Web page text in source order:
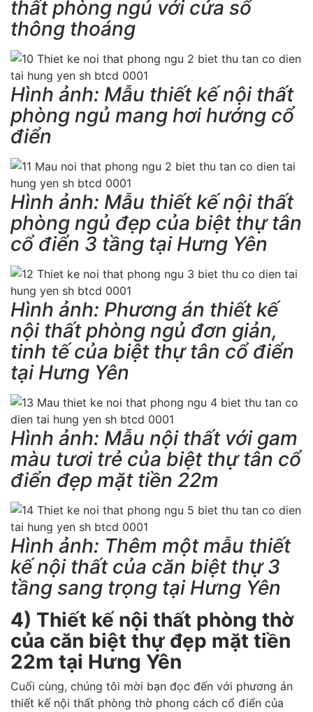
thất phòng ngủ với cửa sổ
thông thoáng
Hình ảnh: Mẫu thiết kế nội thất
phòng ngủ mang hơi hướng cổ
điển
Hình ảnh: Mẫu thiết kế nội thất
phòng ngủ đẹp của biệt thự tân
cổ điển 3 tầng tại Hưng Yên
Hình ảnh: Phương án thiết kế
nội thất phòng ngủ đơn giản,
tinh tế của biệt thự tân cổ điển
tại Hưng Yên
Hình ảnh: Mẫu nội thất với gam
màu tươi trẻ của biệt thự tân cổ
điển đẹp mặt tiền 22m
Hình ảnh: Thêm một mẫu thiết
kế nội thất của căn biệt thự 3
tầng sang trọng tại Hưng Yên
4) Thiết kế nội thất phòng thờ
của căn biệt thự đẹp mặt tiền
22m tại Hưng Yên
Cuối cùng, chúng tôi mời bạn đọc đến với phương án
thiết kế nội thất phòng thờ phong cách cổ điển của